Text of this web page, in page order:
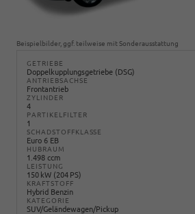
Beispielbilder, ggf. teilweise mit Sonderausstattung
GETRIEBE
Doppelkupplungsgetriebe (DSG)
ANTRIEBSACHSE
Frontantrieb
ZYLINDER
4
PARTIKELFILTER
1
SCHADSTOFFKLASSE
Euro 6 EB
HUBRAUM
1.498 ccm
LEISTUNG
150 kW (204 PS)
KRAFTSTOFF
Hybrid Benzin
KATEGORIE
SUV/Geländewagen/Pickup